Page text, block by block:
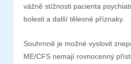
vážně stížnosti pacienta
bolesti a další tělesné příznaky.
Souhrnně je možné vyslovit
ME/CFS nemají rovnocenný